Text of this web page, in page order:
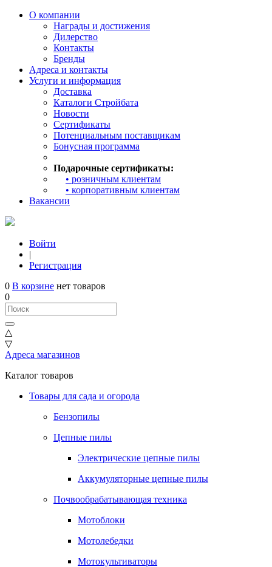
О компании
Награды и достижения
Дилерство
Контакты
Бренды
Адреса и контакты
Услуги и информация
Доставка
Каталоги Стройбата
Новости
Сертификаты
Потенциальным поставщикам
Бонусная программа
Подарочные сертификаты:
• розничным клиентам
• корпоративным клиентам
Вакансии
Войти
|
Регистрация
0 В корзине нет товаров
0
△
▽
Адреса магазинов
Каталог товаров
Товары для сада и огорода
Бензопилы
Цепные пилы
Электрические цепные пилы
Аккумуляторные цепные пилы
Почвообрабатывающая техника
Мотоблоки
Мотолебедки
Мотокультиваторы